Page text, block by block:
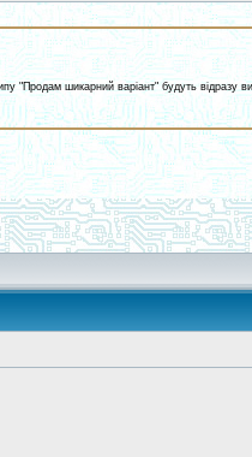
"Продам шикарний варіант" будуть